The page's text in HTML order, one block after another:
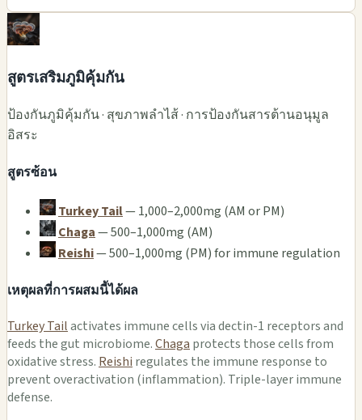
สูตรเสริมภูมิคุ้มกัน
ป้องกันภูมิคุ้มกัน · สุขภาพลำไส้ · การป้องกันสารต้านอนุมูล
อิสระ
สูตรซ้อน
Turkey Tail— 1,000–2,000mg (AM or PM)
Chaga— 500–1,000mg (AM)
Reishi— 500–1,000mg (PM) for immune regulation
เหตุผลที่การผสมนี้ได้ผล
Turkey Tailactivates immune cells via dectin-1 receptors and
feeds the gut microbiome.Chaga protects those cells from
oxidative stress. Reishi regulates the immune response to
prevent overactivation (inflammation). Triple-layer immune
defense.